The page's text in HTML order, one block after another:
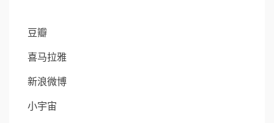
豆瓣
喜马拉雅
新浪微博
小宇宙